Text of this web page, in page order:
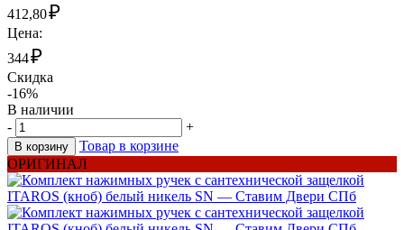
412,80₽
Цена:
344₽
Скидка
-16%
В наличии
-
+
В корзину
Товар в корзине
ОРИГИНАЛ